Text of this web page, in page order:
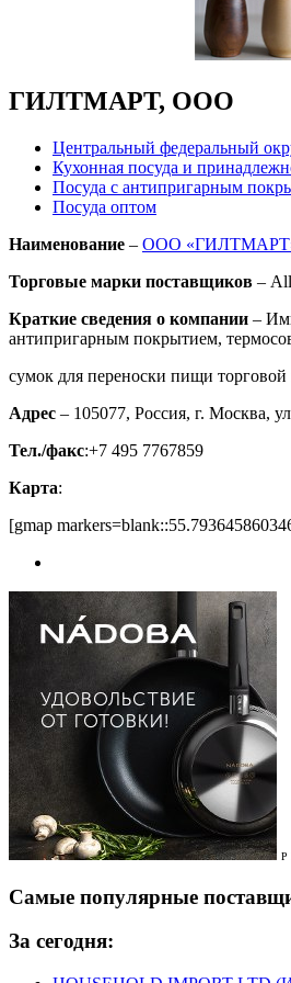
ГИЛТМАРТ, ООО
Центральный федеральный
Кухонная посуда и
Посуда с антипригарным
Посуда оптом
Наименование – ООО
Торговые марки поставщиков –
Краткие сведения о компании –
антипригарным покрытием,
сумок для переноски пищи
Адрес – 105077, Россия, г. Москва,
Тел./факс:+7 495 7767859
Карта:
[gmap
Р
Самые популярные
За сегодня: